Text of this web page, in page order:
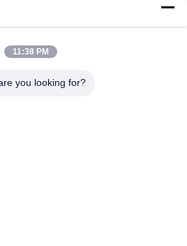
SFP Transceiver Module MMF
802.3z 1000BASE LX-standaard
SM SFP-module, 1550 nm/70
11:38 PM
you looking for?